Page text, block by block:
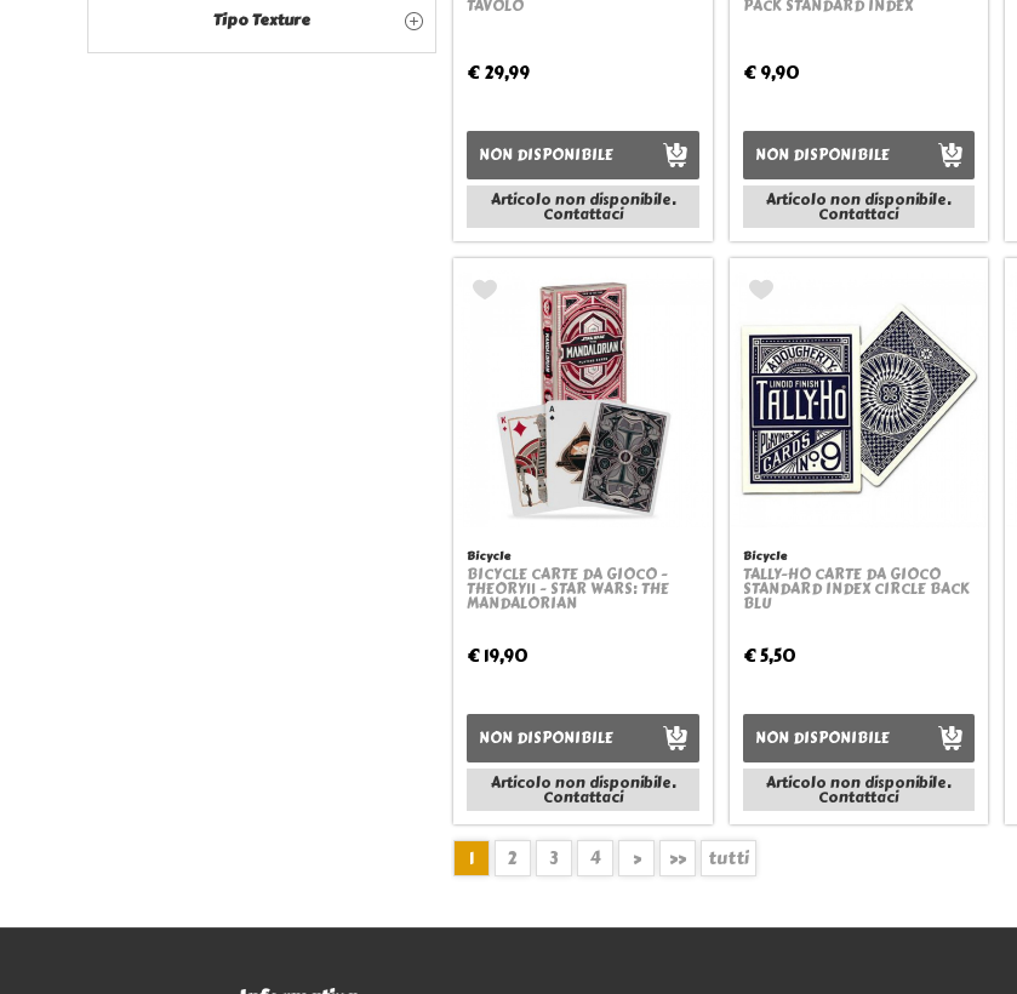
Tipo Texture
TAVOLO
€ 29,99
NON DISPONIBILE
Articolo non disponibile.
Contattaci
PACK STANDARD INDEX
€ 9,90
NON DISPONIBILE
Articolo non disponibile.
Contattaci
Quickview
Bicycle
BICYCLE CARTE DA GIOCO -
THEORY11 - STAR WARS: THE
MANDALORIAN
€ 19,90
NON DISPONIBILE
Articolo non disponibile.
Contattaci
Quickview
Bicycle
TALLY-HO CARTE DA GIOCO
STANDARD INDEX CIRCLE BACK
BLU
€ 5,50
NON DISPONIBILE
Articolo non disponibile.
Contattaci
1 2 3 4 > >> tutti